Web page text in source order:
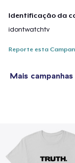
Identificação da
idontwatchtv
Reporte esta
Mais